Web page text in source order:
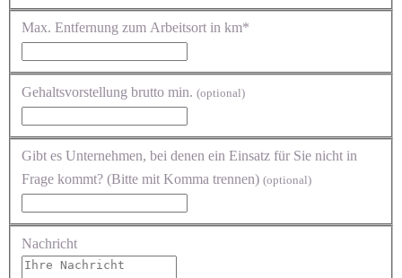
Max. Entfernung zum Arbeitsort in km*
Gehaltsvorstellung brutto min. (optional)
Gibt es Unternehmen, bei denen ein Einsatz für Sie nicht in
Frage kommt? (Bitte mit Komma trennen) (optional)
Nachricht